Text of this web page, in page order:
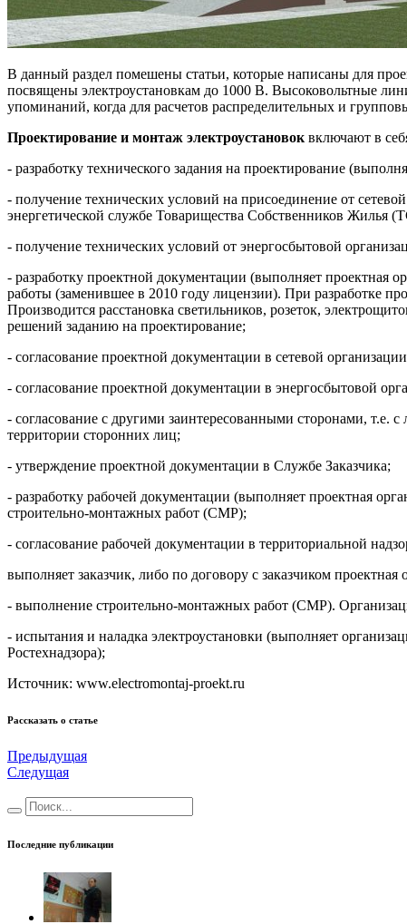
В данный раздел помешены статьи, которые написаны для
посвящены электроустановкам до 1000 В. Высоковольтные
упоминаний, когда для расчетов распределительных и
Проектирование и монтаж электроустановок включают в
- разработку технического задания на проектирование
- получение технических условий на присоединение от
энергетической службе Товарищества Собственников Жилья
- получение технических условий от энергосбытовой
- разработку проектной документации (выполняет проектная
работы (заменившее в 2010 году лицензии). При разработке
Производится расстановка светильников, розеток,
решений заданию на проектирование;
- согласование проектной документации в сетевой
- согласование проектной документации в энергосбытовой
- согласование с другими заинтересованными сторонами, т.е.
территории сторонних лиц;
- утверждение проектной документации в Службе Заказчика;
- разработку рабочей документации (выполняет проектная
строительно-монтажных работ (СМР);
- согласование рабочей документации в территориальной
выполняет заказчик, либо по договору с заказчиком проектная
- выполнение строительно-монтажных работ (СМР).
- испытания и наладка электроустановки (выполняет
Ростехнадзора);
Источник: www.electromontaj-proekt.ru
Рассказать о статье
Предыдущая
Следущая
Последние публикации